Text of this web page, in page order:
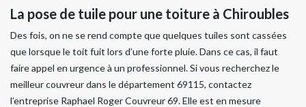
La pose de tuile pour une toiture à Chiroubles
Des fois, on ne se rend compte que quelques tuiles sont cassées
que lorsque le toit fuit lors d’une forte pluie. Dans ce cas, il faut
faire appel en urgence à un professionnel. Si vous recherchez le
meilleur couvreur dans le département 69115, contactez
l’entreprise Raphael Roger Couvreur 69. Elle est en mesure